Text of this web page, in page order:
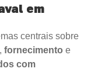
em
centrais sobre
, fornecimento e
com